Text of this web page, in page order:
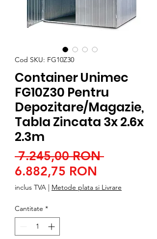
Cod SKU: FG10Z30
Container Unimec
FG10Z30 Pentru
Depozitare/Magazie,
Tabla Zincata 3x 2.6x
2.3m
7.245,00 RON Preț
6.882,75 RON
redus
inclus TVA | Metode plata si Livrare
Cantitate *